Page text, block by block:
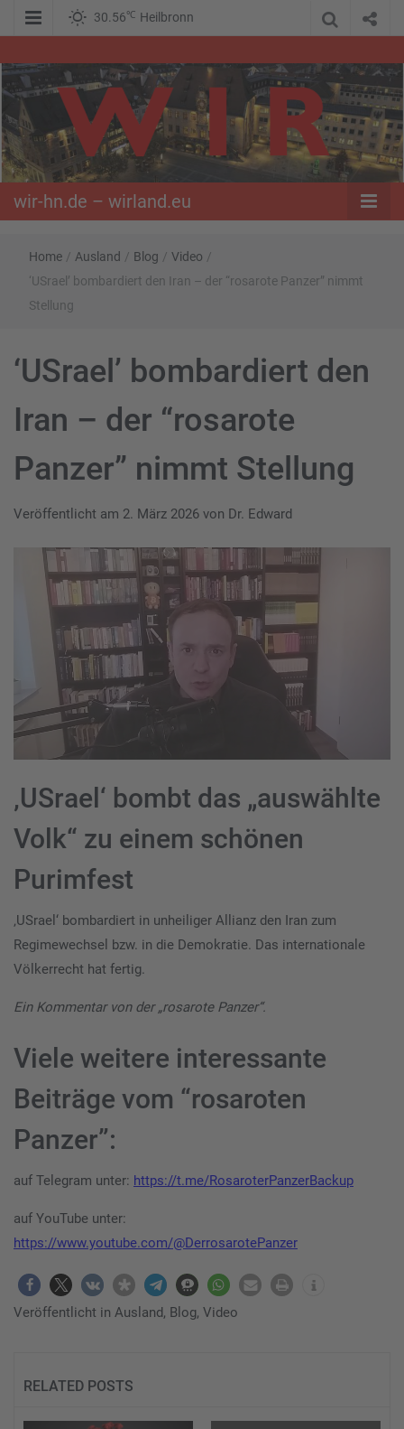
30.56℃ Heilbronn
wir-hn.de –
wirland.eu
wir-hn.de – wirland.eu
Home / Ausland / Blog / Video /
‘USrael’ bombardiert den Iran – der “rosarote Panzer” nimmt
Stellung
‘USrael’ bombardiert den
Iran – der “rosarote
Panzer” nimmt Stellung
Veröffentlicht am 2. März 2026 von Dr. Edward
‚USrael‘ bombt das „auswählte
Volk“ zu einem schönen
Purimfest
‚USrael‘ bombardiert in unheiliger Allianz den Iran zum
Regimewechsel bzw. in die Demokratie. Das internationale
Völkerrecht hat fertig.
Ein Kommentar von der „rosarote Panzer“.
Viele weitere interessante
Beiträge vom “rosaroten
Panzer”:
auf Telegram unter: https://t.me/RosaroterPanzerBackup
auf YouTube unter:
https://www.youtube.com/@DerrosarotePanzer
Veröffentlicht in Ausland, Blog, Video
RELATED POSTS